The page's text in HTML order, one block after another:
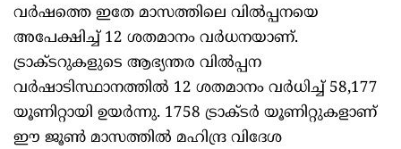
വർഷത്തെ ഇതേ മാസത്തിലെ വിൽപ്പനയെ
അപേക്ഷിച്ച് 12 ശതമാനം വർധനയാണ്.
ട്രാക്ടറുകളുടെ ആഭ്യന്തര വിൽപ്പന
വർഷാടിസ്ഥാനത്തിൽ 12 ശതമാനം വർധിച്ച് 58,177
യൂണിറ്റായി ഉയർന്നു. 1758 ട്രാക്ടർ യൂണിറ്റുകളാണ്
ഈ ജൂൺ മാസത്തിൽ മഹിന്ദ്ര വിദേശ